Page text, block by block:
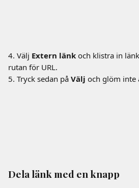
4. Välj Extern länk och klistra in
rutan för URL.
5. Tryck sedan på Välj och glöm inte
Dela länk med en knapp